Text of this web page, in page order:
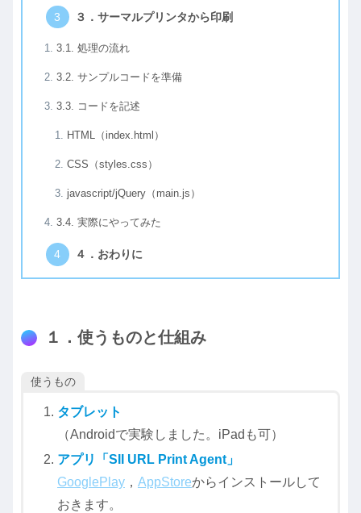
３．サーマルプリンタから印刷
3.1. 処理の流れ
3.2. サンプルコードを準備
3.3. コードを記述
HTML（index.html）
CSS（styles.css）
javascript/jQuery（main.js）
3.4. 実際にやってみた
４．おわりに
１．使うものと仕組み
使うもの
タブレット
（Androidで実験しました。iPadも可）
アプリ「SII URL Print Agent」
GooglePlay， AppStoreからインストールして
おきます。